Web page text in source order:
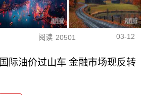
阅读 20501 03-12
国际油价过山车 金融市场现反转